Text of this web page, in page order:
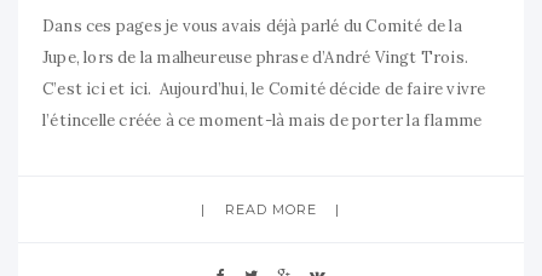
Dans ces pages je vous avais déjà parlé du Comité de la
Jupe, lors de la malheureuse phrase d’André Vingt Trois.
C’est ici et ici. Aujourd’hui, le Comité décide de faire vivre
l’étincelle créée à ce moment-là mais de porter la flamme
READ MORE